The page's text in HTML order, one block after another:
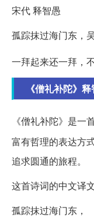
宋代 释智愚
孤踪抹过海门东，
一拜起来还一拜，
《僧礼补陀》
《僧礼补陀》是一
富有哲理的表达方
追求圆通的旅程。
这首诗词的中文译
孤踪抹过海门东，